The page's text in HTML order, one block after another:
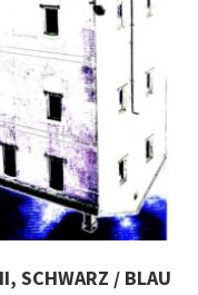
SCHWARZ / BLAU